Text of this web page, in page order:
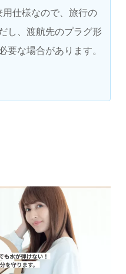
仕様なので、旅行の
し、渡航先のプラグ形
要な場合があります。